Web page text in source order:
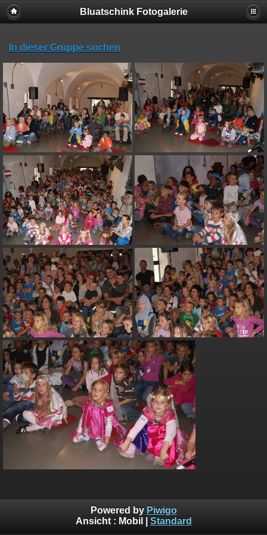
Bluatschink Fotogalerie
In dieser Gruppe suchen
Powered by Piwigo
Ansicht : Mobil Standard